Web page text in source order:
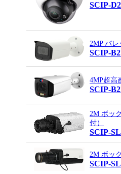
SCIP-
2MP バ
SCIP-
4MP超高
SCIP-
2M ボッ
付）
SCIP-
2M ボッ
SCIP-